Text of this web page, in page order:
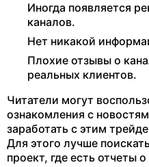
Иногда появляется
каналов.
Нет никакой
Плохие отзывы о
реальных клиентов.
Читатели могут
ознакомления с
заработать с этим
Для этого лучше
проект, где есть отчеты